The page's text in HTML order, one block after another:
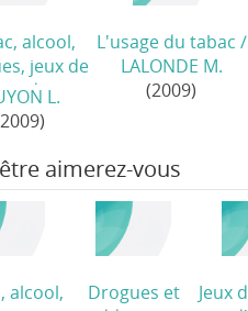
alcool,
jeux de
et
A
des
/
L.
L'usage du tabac /
LALONDE M.
(2009)
aimerez-vous
alcool,
Drogues et
Jeux